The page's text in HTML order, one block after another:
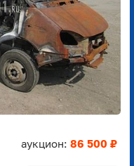
аукцион: 86 500 ₽